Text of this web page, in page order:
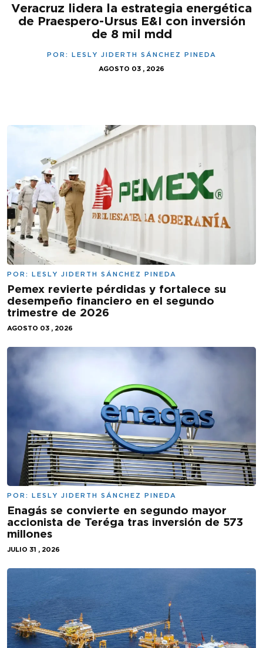
Veracruz lidera la estrategia energética
de Praespero-Ursus E&I con inversión
de 8 mil mdd
POR: LESLY JIDERTH SÁNCHEZ PINEDA
AGOSTO 03 , 2026
POR: LESLY JIDERTH SÁNCHEZ PINEDA
Pemex revierte pérdidas y fortalece su
desempeño financiero en el segundo
trimestre de 2026
AGOSTO 03 , 2026
POR: LESLY JIDERTH SÁNCHEZ PINEDA
Enagás se convierte en segundo mayor
accionista de Teréga tras inversión de 573
millones
JULIO 31 , 2026